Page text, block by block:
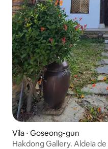
Vila ⋅ Goseong-gun
Hakdong Gallery. Aldeia